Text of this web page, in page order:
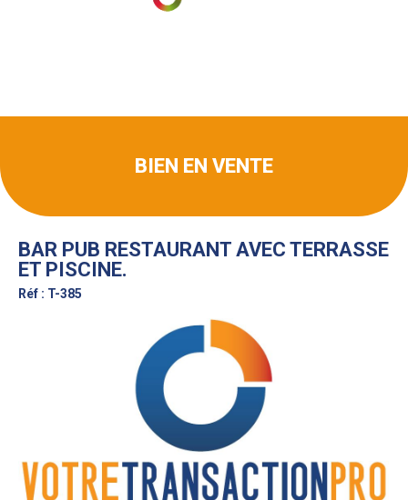
BIEN EN VENTE
BAR PUB RESTAURANT AVEC TERRASSE
ET PISCINE.
Réf : T-385